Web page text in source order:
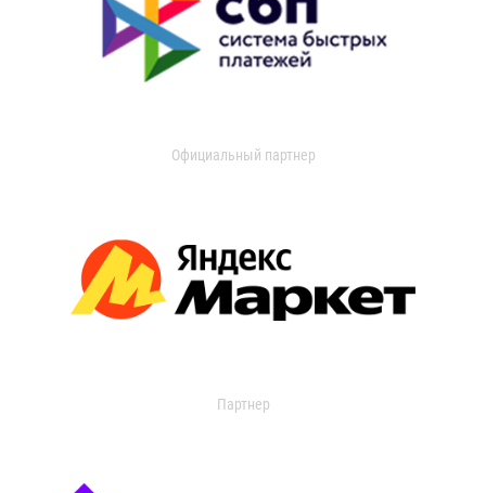
Официальный партнер
Партнер